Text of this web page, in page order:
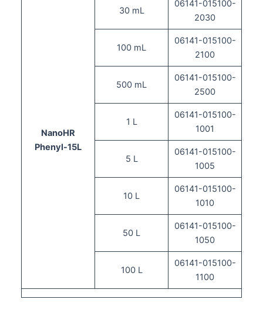
NanoHR
Phenyl-15L
30 mL
06141-015100-
2030
100 mL
06141-015100-
2100
500 mL
06141-015100-
2500
1 L
06141-015100-
1001
5 L
06141-015100-
1005
10 L
06141-015100-
1010
50 L
06141-015100-
1050
100 L
06141-015100-
1100